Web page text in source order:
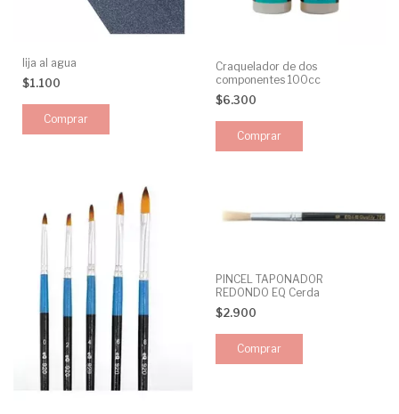
lija al agua
$1.100
Craquelador de dos
componentes 100cc
$6.300
PINCEL TAPONADOR
REDONDO EQ Cerda
$2.900